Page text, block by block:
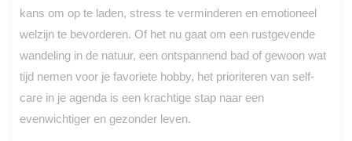
kans om op te laden, stress te verminderen en emotioneel
welzijn te bevorderen. Of het nu gaat om een rustgevende
wandeling in de natuur, een ontspannend bad of gewoon wat
tijd nemen voor je favoriete hobby, het prioriteren van self-
care in je agenda is een krachtige stap naar een
evenwichtiger en gezonder leven.